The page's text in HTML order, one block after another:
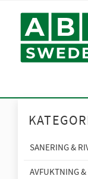
SANERING &
AVFUKTNING